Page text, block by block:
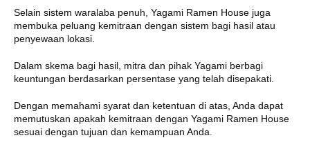
Selain sistem waralaba penuh, Yagami Ramen House juga
membuka peluang kemitraan dengan sistem bagi hasil atau
penyewaan lokasi.
Dalam skema bagi hasil, mitra dan pihak Yagami berbagi
keuntungan berdasarkan persentase yang telah disepakati.
Dengan memahami syarat dan ketentuan di atas, Anda dapat
memutuskan apakah kemitraan dengan Yagami Ramen House
sesuai dengan tujuan dan kemampuan Anda.